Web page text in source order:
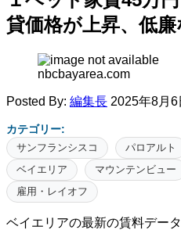
貸価格が上昇、低
nbcbayarea.com
Posted By: 編集長 2025年8月6
カテゴリー:
サンフランシスコ パロアルト
ベイエリア
マウンテンビュー
雇用・レイオフ
ベイエリアの最新の賃料デー